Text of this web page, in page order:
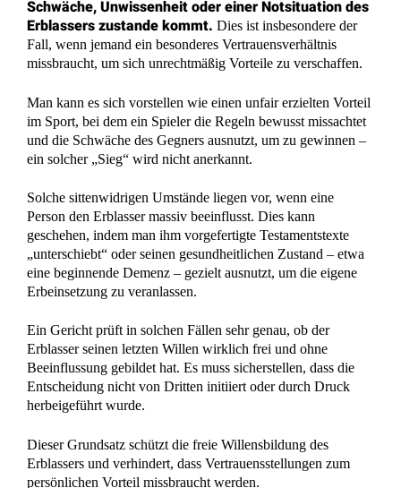
Notarieller Erbvertrag ohne Namensnennung:
Grundbuchberichtigung auch ohne Erbschein
Unsere Kontaktinformationen
Rechtsanwälte Kotz GbR
Siegener Str. 104 – 106
(Kreis Siegen – Wittgenstein)
Telefon: 02732 791079
(Tel. Auskünfte sind unverbindlich!)
Telefax: 02732 791078
E-Mail Anfragen:
info@ra-kotz.de
ra-kotz@web.de